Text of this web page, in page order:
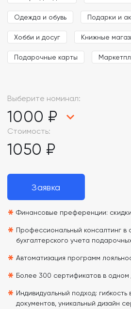
Одежда и обувь Подарки и
Хобби и досуг Книжные
Подарочные карты
Выберите номинал:
1000 ₽
Стоимость:
1050 ₽
Заявка
* Финансовые преференции:
* Профессиональный консалтинг в
бухгалтерского учета
* Автоматизация программ
* Более 300 сертификатов в одном
* Индивидуальный подход: гибкость
документов, уникальный дизайн